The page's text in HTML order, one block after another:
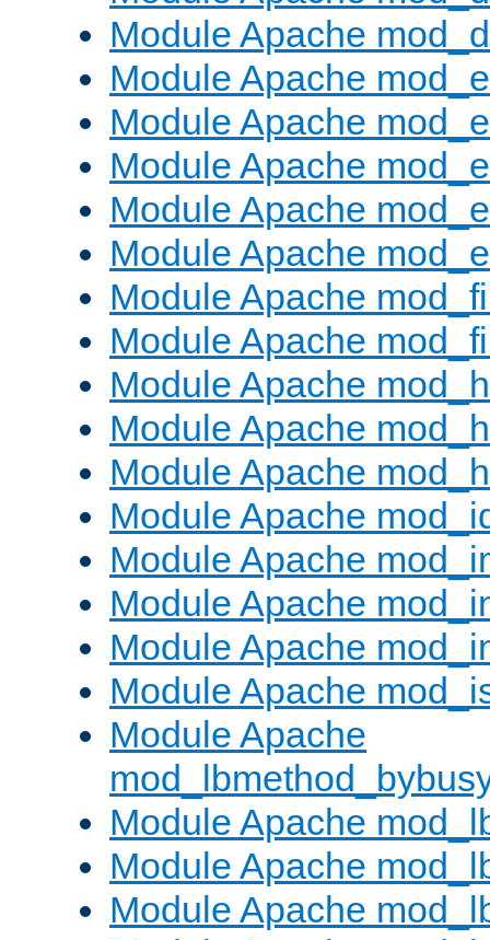
Module Apache
Module Apache
Module Apache
Module Apache
Module Apache
Module Apache
Module Apache
Module Apache
Module Apache
Module Apache
Module Apache
Module Apache
Module Apache
Module Apache
Module Apache
Module Apache
Module Apache
Module Apache
Module Apache
Module Apache